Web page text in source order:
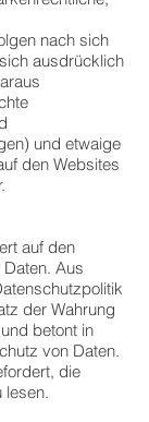
nach sich
ausdrücklich
und etwaige
den Websites
auf den
Aus
der Wahrung
betont in
von Daten.
die
lesen.